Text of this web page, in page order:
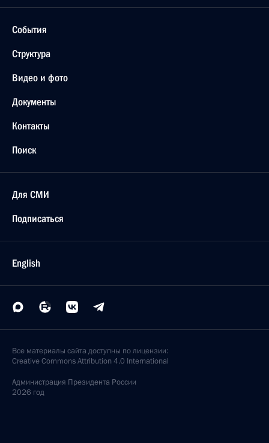
События
Структура
Видео и фото
Документы
Контакты
Поиск
Для СМИ
Подписаться
English
Все материалы сайта доступны по лицензии:
Creative Commons Attribution 4.0 International
Администрация Президента России
2026 год